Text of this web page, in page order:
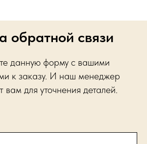
обратной связи
данную форму с вашими
к заказу. И наш менеджер
вам для уточнения деталей.